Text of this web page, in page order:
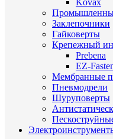
Заклепочники
Гайковерты
Крепежный
Prebena
EZ-
Мембранные
Пневмодрели
Шуруповерты